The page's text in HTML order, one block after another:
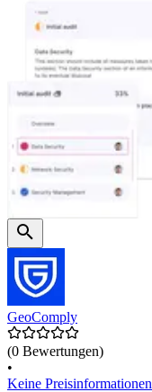
GeoComply
(0 Bewertungen)
•
Keine Preisinformationen